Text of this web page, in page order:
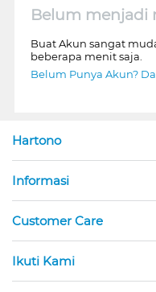
Belum menjadi
Buat Akun sangat
beberapa menit saja.
Belum Punya Akun?
Hartono
Informasi
Customer Care
Ikuti Kami